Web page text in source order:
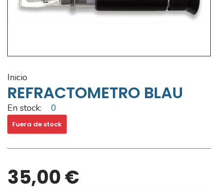
inicio
REFRACTOMETRO BLAU
En stock: 0
Fuera de stock
35,00 €